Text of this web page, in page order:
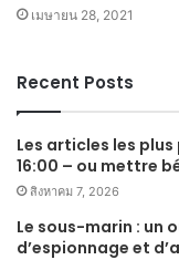
เมษายน 28, 2021
Recent Posts
Les articles les
16:00 – ou mettre
สิงหาคม 7, 2026
Le sous-marin : un
d’espionnage et